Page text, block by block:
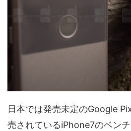
日本では発売未定のGoogle
売されているiPhone7のベン